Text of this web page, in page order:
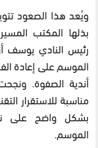
ويُعد هذا الصعود
بذلها المكتب
رئيس النادي يوسف
الموسم على إعادة
أندية الصفوة.
مناسبة للاستقرار
بشكل واضح على
الموسم.